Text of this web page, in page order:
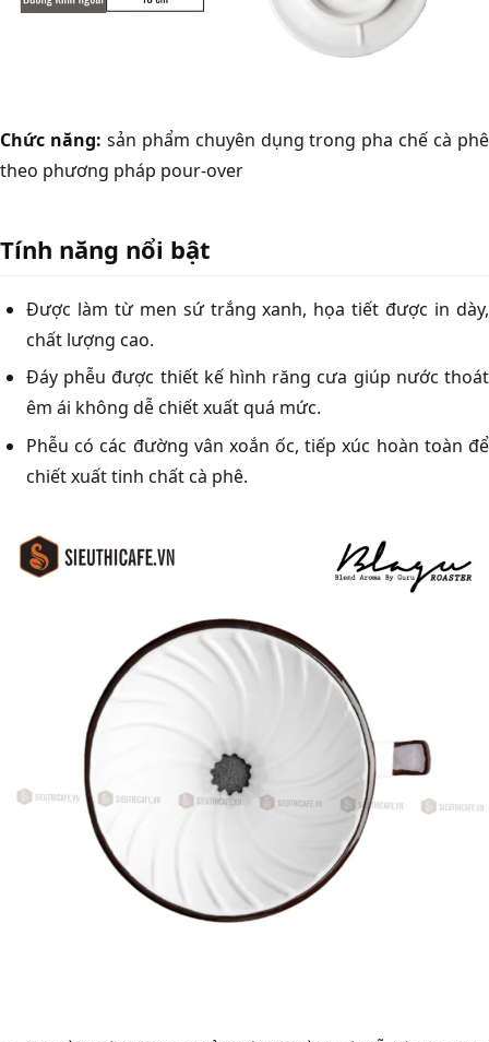
Chức năng: sản phẩm chuyên dụng trong pha chế cà phê
theo phương pháp pour-over
Tính năng nổi bật
Được làm từ men sứ trắng xanh, họa tiết được in dày,
chất lượng cao.
Đáy phễu được thiết kế hình răng cưa giúp nước thoát
êm ái không dễ chiết xuất quá mức.
Phễu có các đường vân xoắn ốc, tiếp xúc hoàn toàn để
chiết xuất tinh chất cà phê.